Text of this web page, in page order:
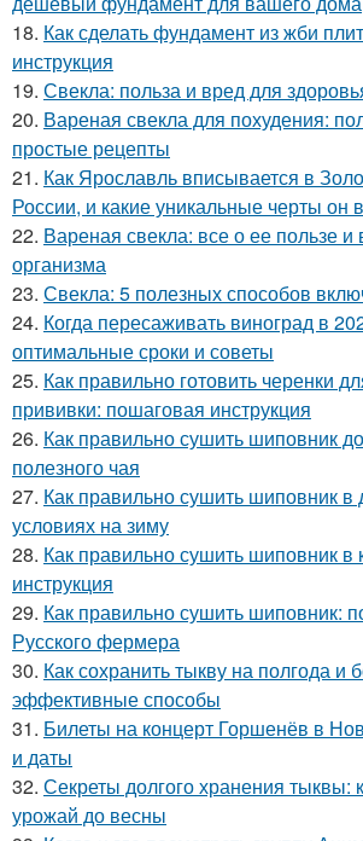
18. Как сделать фундамент из жби
инструкция
19. Свекла: польза и вред для
20. Вареная свекла для похудения:
простые рецепты
21. Как Ярославль вписывается в
России, и какие уникальные черты он
22. Вареная свекла: все о ее пользе и
организма
23. Свекла: 5 полезных способов
24. Когда пересаживать виноград в
оптимальные сроки и советы
25. Как правильно готовить черенки
прививки: пошаговая инструкция
26. Как правильно сушить шиповник
полезного чая
27. Как правильно сушить шиповник
условиях на зиму
28. Как правильно сушить шиповник в
инструкция
29. Как правильно сушить шиповник:
Русского фермера
30. Как сохранить тыкву на полгода и
эффективные способы
31. Билеты на концерт Горшенёв в
и даты
32. Секреты долгого хранения тыквы:
урожай до весны